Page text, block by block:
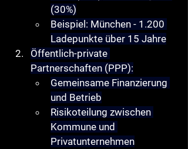
(30%)
Beispiel: München - 1.200
Ladepunkte über 15 Jahre
Öffentlich-private
Partnerschaften (PPP):
Gemeinsame Finanzierung
und Betrieb
Risikoteilung zwischen
Kommune und
Privatunternehmen